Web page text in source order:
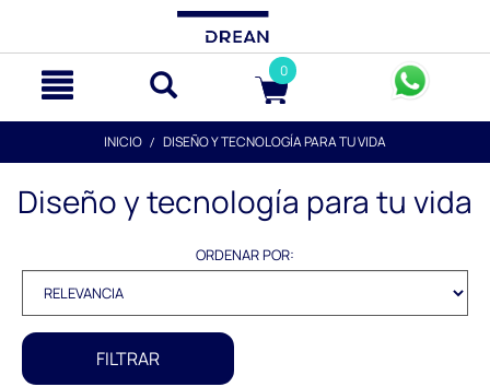
0
INICIO DISEÑO Y TECNOLOGÍA PARA TU VIDA
Diseño y tecnología para tu vida
ORDENAR POR:
FILTRAR